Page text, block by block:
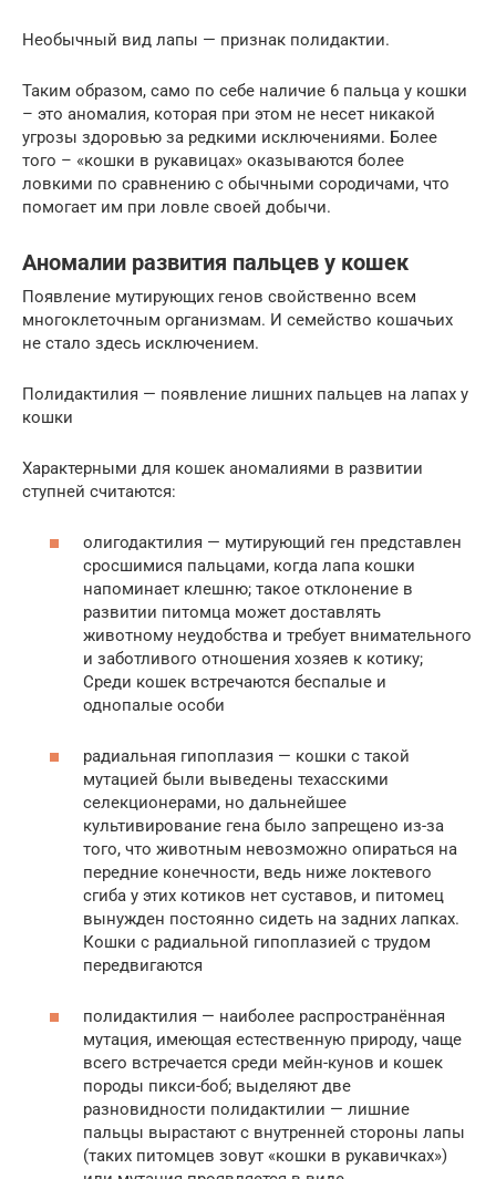
Необычный вид лапы — признак полидактии.
Таким образом, само по себе наличие 6 пальца у кошки
– это аномалия, которая при этом не несет никакой
угрозы здоровью за редкими исключениями. Более
того – «кошки в рукавицах» оказываются более
ловкими по сравнению с обычными сородичами, что
помогает им при ловле своей добычи.
Аномалии развития пальцев у кошек
Появление мутирующих генов свойственно всем
многоклеточным организмам. И семейство кошачьих
не стало здесь исключением.
Полидактилия — появление лишних пальцев на лапах у
кошки
Характерными для кошек аномалиями в развитии
ступней считаются:
олигодактилия — мутирующий ген представлен
сросшимися пальцами, когда лапа кошки
напоминает клешню; такое отклонение в
развитии питомца может доставлять
животному неудобства и требует внимательного
и заботливого отношения хозяев к котику;
Среди кошек встречаются беспалые и
однопалые особи
радиальная гипоплазия — кошки с такой
мутацией были выведены техасскими
селекционерами, но дальнейшее
культивирование гена было запрещено из-за
того, что животным невозможно опираться на
передние конечности, ведь ниже локтевого
сгиба у этих котиков нет суставов, и питомец
вынужден постоянно сидеть на задних лапках.
Кошки с радиальной гипоплазией с трудом
передвигаются
полидактилия — наиболее распространённая
мутация, имеющая естественную природу, чаще
всего встречается среди мейн-кунов и кошек
породы пикси-боб; выделяют две
разновидности полидактилии — лишние
пальцы вырастают с внутренней стороны лапы
(таких питомцев зовут «кошки в рукавичках»)